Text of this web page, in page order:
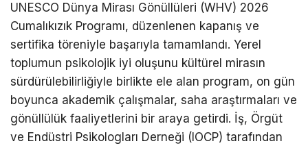
UNESCO Dünya Mirası Gönüllüleri (WHV) 2026
Cumalıkızık Programı, düzenlenen kapanış ve
sertifika töreniyle başarıyla tamamlandı. Yerel
toplumun psikolojik iyi oluşunu kültürel mirasın
sürdürülebilirliğiyle birlikte ele alan program, on gün
boyunca akademik çalışmalar, saha araştırmaları ve
gönüllülük faaliyetlerini bir araya getirdi. İş, Örgüt
ve Endüstri Psikologları Derneği (IOCP) tarafından